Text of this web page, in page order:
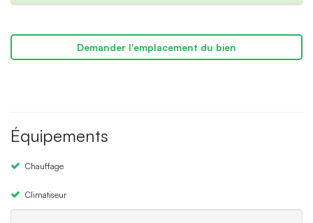
Demander l'emplacement du bien
Équipements
Chauffage
Climatiseur